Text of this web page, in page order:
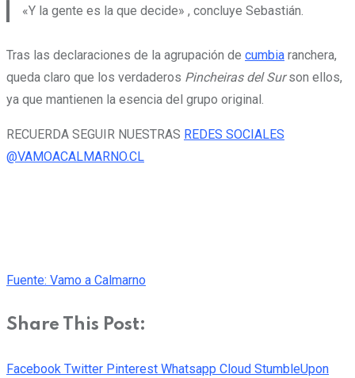
«Y la gente es la que decide» , concluye Sebastián.
Tras las declaraciones de la agrupación de cumbia ranchera,
queda claro que los verdaderos Pincheiras del Surson ellos,
ya que mantienen la esencia del grupo original.
RECUERDA SEGUIR NUESTRAS REDES SOCIALES
@VAMOACALMARNO.CL
Fuente: Vamo a Calmarno
Share This Post:
Facebook Twitter Pinterest Whatsapp Cloud StumbleUpon